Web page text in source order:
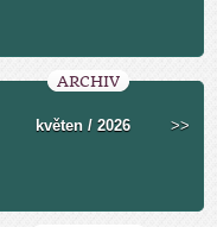
ARCHIV
květen / 2026 >>